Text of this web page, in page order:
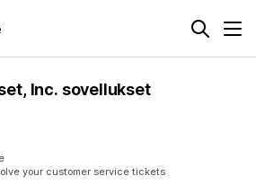
Inc. sovellukset
your customer service tickets